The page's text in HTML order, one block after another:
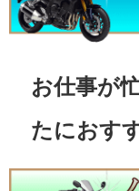
お仕事が
たにおす